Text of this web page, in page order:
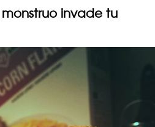
invade tu